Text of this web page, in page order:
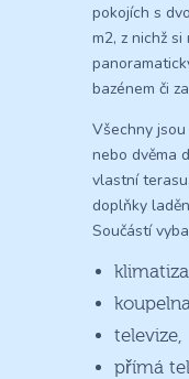
pokojích s
m2, z nichž
bazénem či
Všechny jsou
nebo dvěma
vlastní
doplňky
Součástí
televize,
přímá